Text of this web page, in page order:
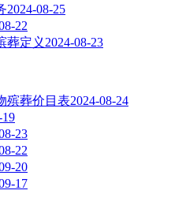
2024-08-25
22
葬定义 2024-08-23
殡葬价目表2024-08-24
19
23
22
20
17